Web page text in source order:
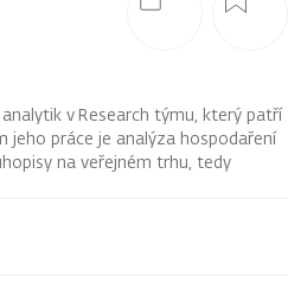
v Research týmu, který patří
jeho práce je analýza hospodaření
na veřejném trhu, tedy